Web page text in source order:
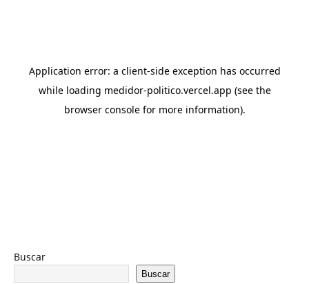
Buscar
Buscar